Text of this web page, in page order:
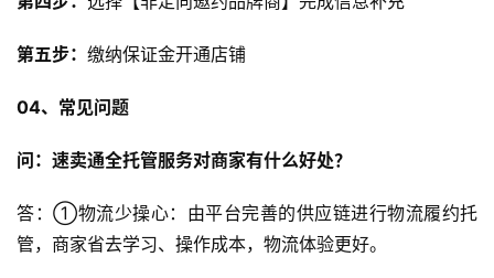
首
球
开
第五步： 缴纳保证金开通店铺
04、 常见问题
问：速卖通全托管服务对商家有什么好处？
答：①物流少操心：由平台完善的供应链进行物流履约托
管，商家省去学习、操作成本，物流体验更好。